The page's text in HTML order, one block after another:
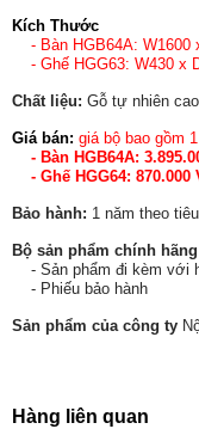
Kích Thước
- Bàn HGB64A: W1600
- Ghế HGG63: W430 x
Chất liệu: Gỗ tự nhiên
Giá bán: giá bộ bao gồm
- Bàn HGB64A:
- Ghế HGG64: 870.000
Bảo hành: 1 năm theo
Bộ sản phẩm chính
- Sản phẩm đi kèm với
- Phiếu bảo hành
Sản phẩm của công ty
Hàng liên quan